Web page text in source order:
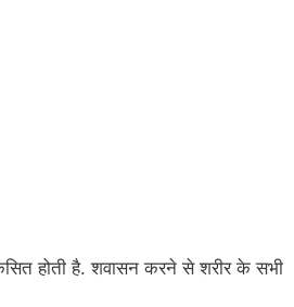
होती है. शवासन करने से शरीर के सभी